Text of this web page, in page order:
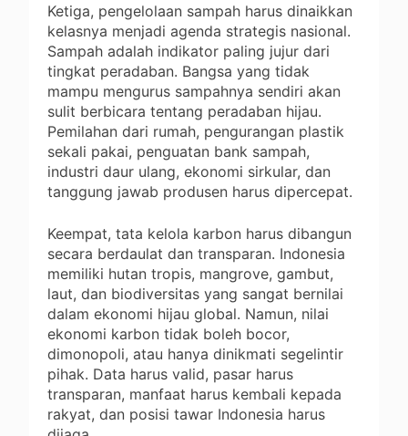
Ketiga, pengelolaan sampah harus dinaikkan
kelasnya menjadi agenda strategis nasional.
Sampah adalah indikator paling jujur dari
tingkat peradaban. Bangsa yang tidak
mampu mengurus sampahnya sendiri akan
sulit berbicara tentang peradaban hijau.
Pemilahan dari rumah, pengurangan plastik
sekali pakai, penguatan bank sampah,
industri daur ulang, ekonomi sirkular, dan
tanggung jawab produsen harus dipercepat.
Keempat, tata kelola karbon harus dibangun
secara berdaulat dan transparan. Indonesia
memiliki hutan tropis, mangrove, gambut,
laut, dan biodiversitas yang sangat bernilai
dalam ekonomi hijau global. Namun, nilai
ekonomi karbon tidak boleh bocor,
dimonopoli, atau hanya dinikmati segelintir
pihak. Data harus valid, pasar harus
transparan, manfaat harus kembali kepada
rakyat, dan posisi tawar Indonesia harus